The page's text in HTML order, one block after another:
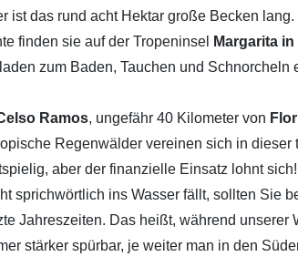
ist das rund acht Hektar große Becken
finden sie auf der Tropeninsel
Margarita
zum Baden, Tauchen und
Ramos, ungefähr 40 Kilometer von
Regenwälder vereinen sich in
aber der finanzielle Einsatz lohnt sich!
sprichwörtlich ins Wasser fällt, sollten Sie
Jahreszeiten. Das heißt, während
stärker spürbar, je weiter man in den